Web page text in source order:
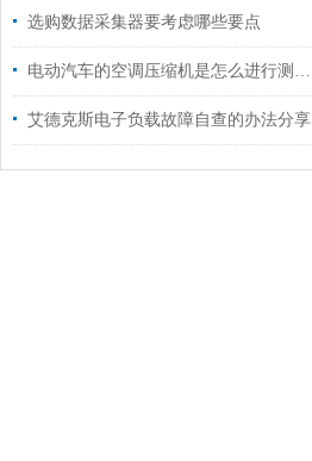
选购数据采集器要考虑哪些要点
电动汽车的空调压缩机是怎么进行测试的?
艾德克斯电子负载故障自查的办法分享